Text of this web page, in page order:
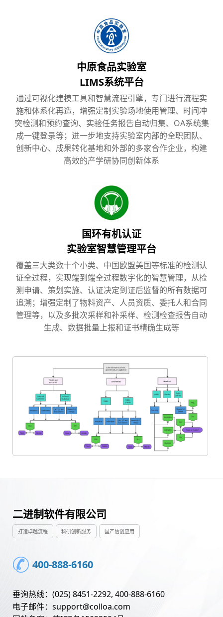
中原食品实验室
LIMS系统平台
通过可视化建模工具和智慧流程引擎，专门进行流程实
施和体系化再造，增强定制实验场地使用管理、时间冲
突检测和预约查询、实验任务报告自动归集、OA系统集
成一键登录等；进一步地支持实验室内部的全职团队、
创新中心、成果转化基地和外部的多家合作企业，构建
高效的产学研协同创新体系
国环有机认证
实验室智慧管理平台
覆盖三大类数十个小类、中国欧盟美国等标准的检测认
证全过程，实现端到端全过程数字化的智慧管理，从检
测申请、策划实施、认证决定到证后监督的所有数据可
追溯；增强定制了物料资产、人员资质、委托人和合同
管理等，以及多批次采样和补采样、检测检查报告自动
生成、数据批量上报和证书精确生成等
二进制软件有限公司
打造卓越流程 科研创新服务 国产信创应用
400-888-6160
垂询热线：(025) 8451-2292, 400-888-6160
电子邮件：support@colloa.com